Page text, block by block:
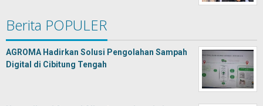
Berita POPULER
AGROMA Hadirkan Solusi Pengolahan Sampah
Digital di Cibitung Tengah